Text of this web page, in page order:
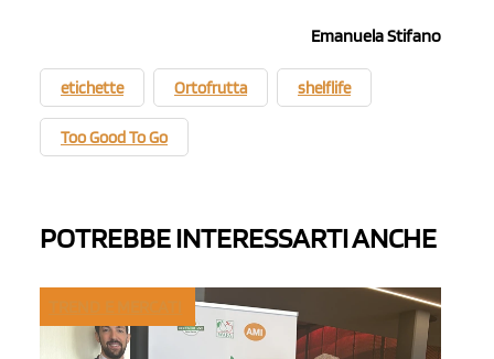
Emanuela Stifano
etichette Ortofrutta shelflife
Too Good To Go
POTREBBE INTERESSARTI ANCHE